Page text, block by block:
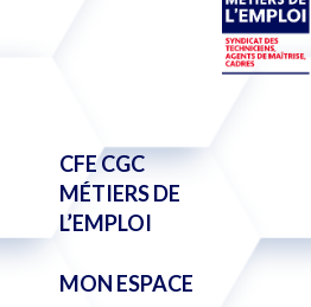
CFE CGC
MÉTIERS DE
L’EMPLOI
MON ESPACE